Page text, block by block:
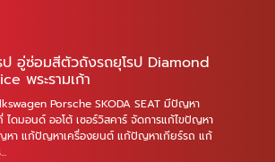
ป อู่ซ่อมสีตัวถังรถยุโรป Diamond
พระรามเก้า
Porsche SKODA SEAT มีปัญหา
ไดมอนด์ ออโต้ เซอร์วิสคาร์ จัดการแก้ไขปัญหา
า แก้ปัญหาเครื่องยนต์ แก้ปัญหาเกียร์รถ แก้